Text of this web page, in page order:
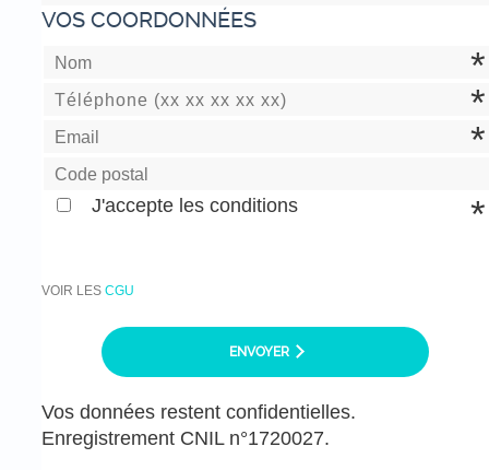
VOS COORDONNÉES
J'accepte les conditions
VOIR LES CGU
ENVOYER
Vos données restent confidentielles.
Enregistrement CNIL n°1720027.